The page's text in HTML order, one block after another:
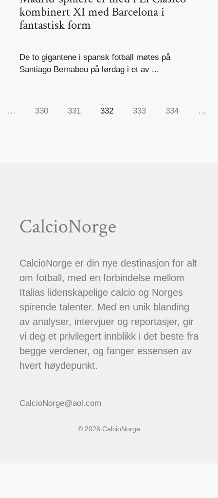
kombinert XI med Barcelona i
fantastisk form
De to gigantene i spansk fotball møtes på
Santiago Bernabeu på lørdag i et av ...
… 330 331 332 333 334 …
CalcioNorge
CalcioNorge er din nye destinasjon for alt
om fotball, med en forbindelse mellom
Italias lidenskapelige calcio og Norges
spirende talenter. Med en unik blanding
av analyser, intervjuer og reportasjer, gir
vi deg et privilegert innblikk i det beste fra
begge verdener, og fanger essensen av
hvert høydepunkt.
CalcioNorge@aol.com
© 2026 CalcioNorge